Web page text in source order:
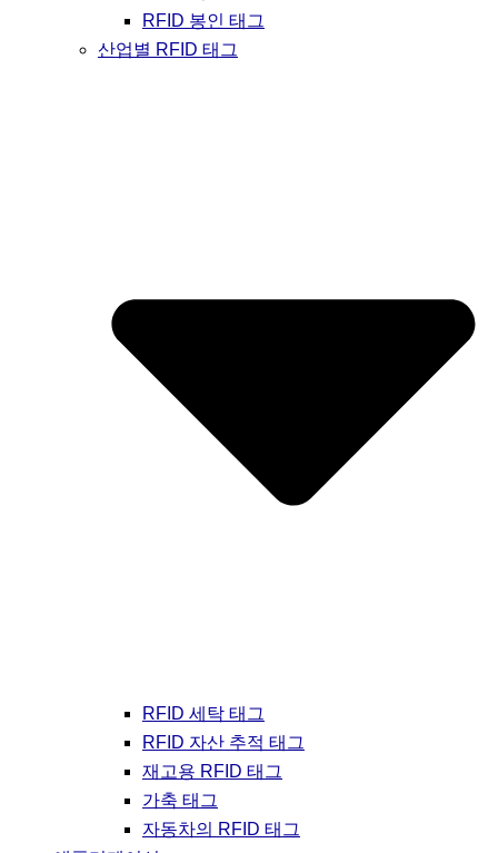
RFID 봉인 태그
산업별 RFID 태그
RFID 세탁 태그
RFID 자산 추적 태그
재고용 RFID 태그
가축 태그
자동차의 RFID 태그